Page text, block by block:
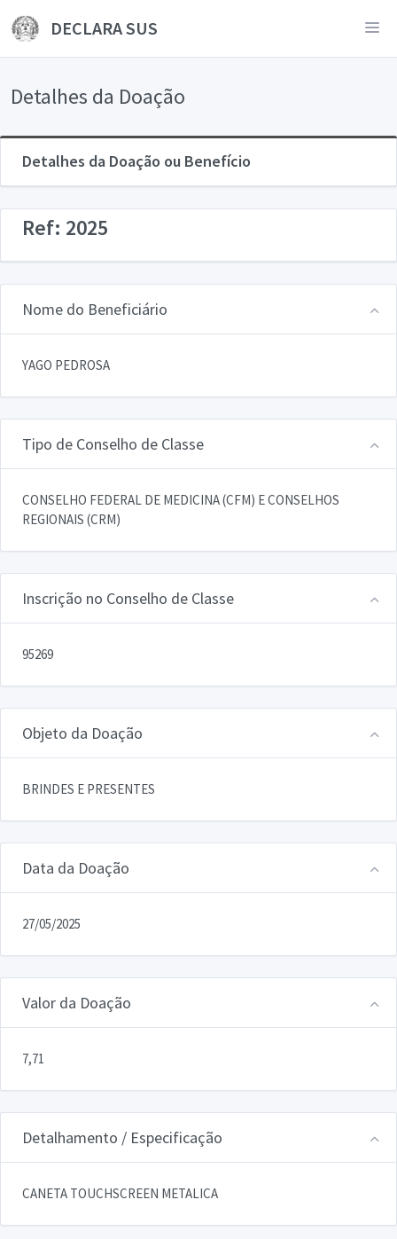
DECLARA SUS
Detalhes da Doação
Detalhes da Doação ou Benefício
Ref: 2025
Nome do Beneficiário
YAGO PEDROSA
Tipo de Conselho de Classe
CONSELHO FEDERAL DE MEDICINA (CFM) E CONSELHOS
REGIONAIS (CRM)
Inscrição no Conselho de Classe
95269
Objeto da Doação
BRINDES E PRESENTES
Data da Doação
27/05/2025
Valor da Doação
7,71
Detalhamento / Especificação
CANETA TOUCHSCREEN METALICA